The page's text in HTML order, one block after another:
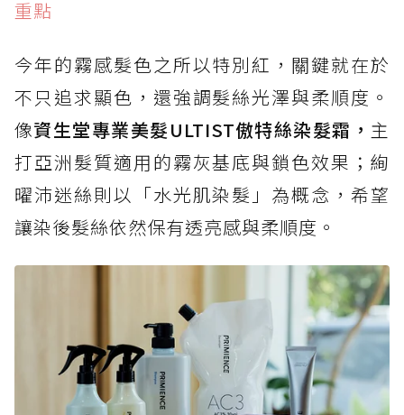
重點
今年的霧感髮色之所以特別紅，關鍵就在於
不只追求顯色，還強調髮絲光澤與柔順度。
像資生堂專業美髮ULTIST傲特絲染髮霜， 主
打亞洲髮質適用的霧灰基底與鎖色效果；絢
曜沛迷絲則以「水光肌染髮」為概念，希望
讓染後髮絲依然保有透亮感與柔順度。